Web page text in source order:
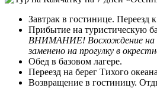
Завтрак в гостинице. Переезд
Прибытие на туристическую
ВНИМАНИЕ! Восхождение на
заменено на прогулку в
Обед в базовом лагере.
Переезд на берег Тихого
Возвращение в гостиницу.